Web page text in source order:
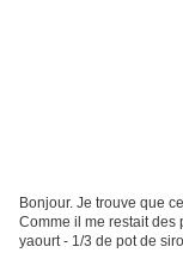
Bonjour. Je trouve que
Comme il me restait des
yaourt - 1/3 de pot de